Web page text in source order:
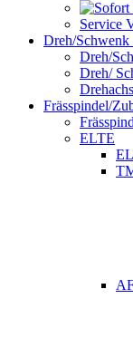
Service
Dreh/Schwenk
Dreh/
Dreh/
Frässpindel/
ELTE